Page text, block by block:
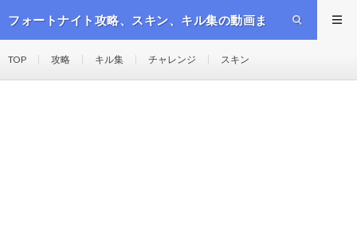
フォートナイト攻略、スキン、キル集の動画ま
TOP 攻略 キル集 チャレンジ スキン